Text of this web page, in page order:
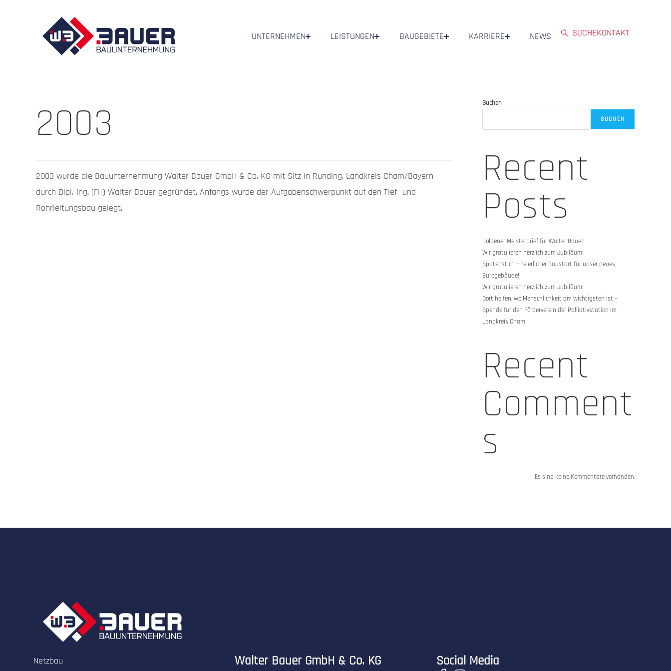
UNTERNEHMEN LEISTUNGEN BAUGEBIETE KARRIERE NEWS SUCHEKONTAKT
2003
2003 wurde die Bauunternehmung Walter Bauer GmbH & Co. KG mit Sitz in Runding, Landkreis Cham/Bayern
durch Dipl.-Ing. (FH) Walter Bauer gegründet. Anfangs wurde der Aufgabenschwerpunkt auf den Tief- und
Rohrleitungsbau gelegt.
Suchen
SUCHEN
Recent
Posts
Goldener Meisterbrief für Walter Bauer!
Wir gratulieren herzlich zum Jubiläum!
Spatenstich – Feierlicher Baustart für unser neues
Bürogebäude!
Wir gratulieren herzlich zum Jubiläum!
Dort helfen, wo Menschlichkeit am wichtigsten ist –
Spende für den Förderverein der Palliativstation im
Landkreis Cham
Recent
Comment
s
Es sind keine Kommentare vorhanden.
Netzbau Walter Bauer GmbH & Co. KG Social Media